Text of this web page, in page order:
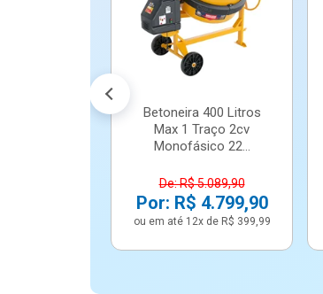
Betoneira 400 Litros
Max 1 Traço 2cv
Monofásico 22...
De: R$ 5.089,90
Por: R$ 4.799,90
ou em até 12x de R$ 399,99